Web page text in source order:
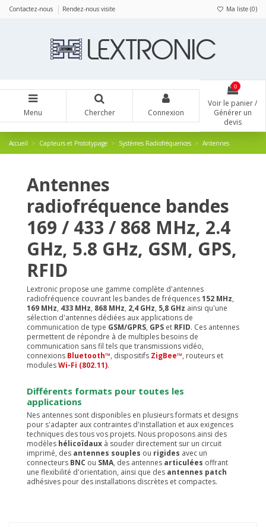
Contactez-nous Rendez-nous visite Ma liste (0)
Menu Chercher Connexion
0
Voir le panier /
Générer un
devis
Accueil Capteurs et Prototypage Systèmes Radiofréquences Antennes
Antennes
radiofréquence bandes
169 / 433 / 868 MHz, 2.4
GHz, 5.8 GHz, GSM, GPS,
RFID
Lextronic propose une gamme complète d'antennes
radiofréquence couvrant les bandes de fréquences152 MHz,
169 MHz, 433 MHz, 868 MHz, 2,4 GHz, 5,8 GHz ainsi qu'une
sélection d'antennes dédiées aux applications de
communication de type GSM/GPRS, GPS et RFID. Ces antennes
permettent de répondre à de multiples besoins de
communication sans fil tels que transmissions vidéo,
connexions Bluetooth™, dispositifs ZigBee™, routeurs et
modulesWi-Fi (802.11).
Différents formats pour toutes les
applications
Nes antennes sont disponibles en plusieurs formats et designs
pour s'adapter aux contraintes d'installation et aux exigences
techniques des tous vos projets. Nous proposons ainsi des
modèles hélicoïdaux à souder directement sur un circuit
imprimé, des antennes souples ou rigides avec un
connecteurs BNC ou SMA, des antennes articulées offrant
une flexibilité d'orientation, ainsi que des antennes patch
adhésives pour des installations discrètes et compactes.
Panneau de gestion des cookies